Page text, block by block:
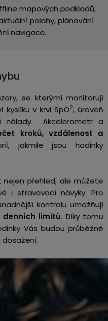
mapových podkladů,
polohy, plánování
navigace.
se kterými monitorují
kyslíku v krvi SpO2, úroveň
nálady. Akcelerometr a
kroků, vzdálenost a
jakmile jsou hodinky
přehled, ale můžete
i stravovací návyky. Pro
kontrolu umožňují
denních limitů. Díky tomu
Vás budou průběžně
dosažení.